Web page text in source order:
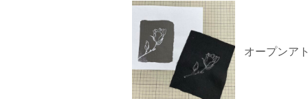
オープンア